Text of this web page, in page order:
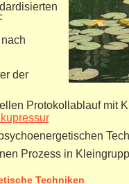
nach
der
Protokollablauf mit
Prozess in
Techniken